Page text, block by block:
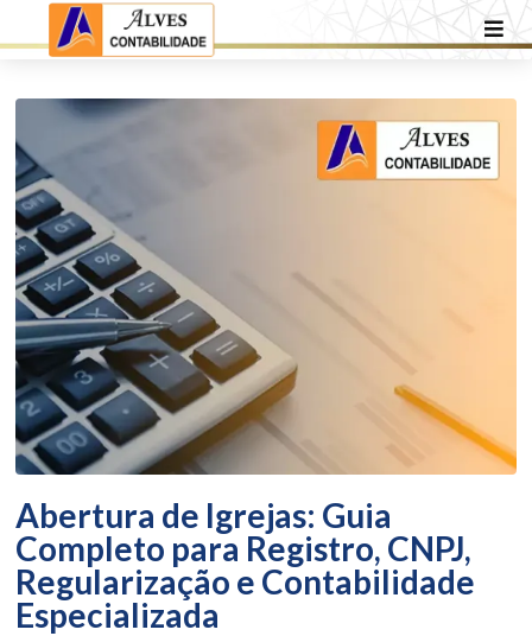
Abertura de Igrejas: Guia
Completo para Registro, CNPJ,
Regularização e Contabilidade
Especializada